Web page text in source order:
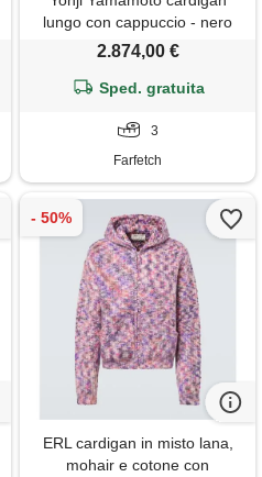
lungo con cappuccio - nero
2.874,00 €
Sped. gratuita
3
Farfetch
ERL cardigan in misto lana,
mohair e cotone con